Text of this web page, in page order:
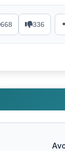
668 336